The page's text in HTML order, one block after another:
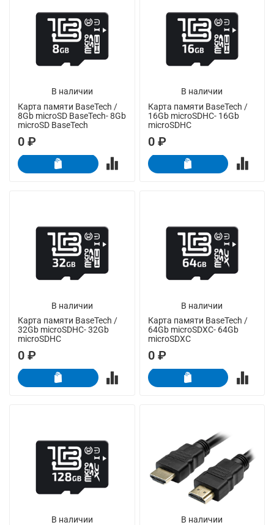
В наличии
Карта памяти BaseTech /
8Gb microSD BaseTech- 8Gb
microSD BaseTech
0 ₽
В наличии
Карта памяти BaseTech /
16Gb microSDHC- 16Gb
microSDHC
0 ₽
В наличии
Карта памяти BaseTech /
32Gb microSDHC- 32Gb
microSDHC
0 ₽
В наличии
Карта памяти BaseTech /
64Gb microSDXC- 64Gb
microSDXC
0 ₽
В наличии
В наличии